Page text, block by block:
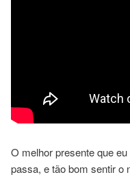
O melhor presente que
passa, e tão bom sentir o